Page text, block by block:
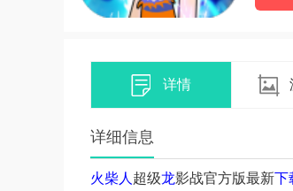
详情
详细信息
火柴人 超级龙影战官方版最新下